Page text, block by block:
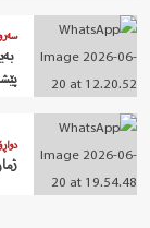
ژمارە ١٥٠ی دواڕۆژ